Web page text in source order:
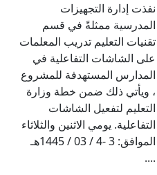
نفذت إدارة التجهيزات
المدرسية ممثلةً في قسم
تقنيات التعليم تدريب المعلمات
على الشاشات التفاعلية في
المدارس المستهدفة للمشروع
، ويأتي ذلك ضمن خطة وزارة
التعليم لتفعيل الشاشات
التفاعلية. يومي الاثنين والثلاثاء
الموافق: 3 -4 / 03 / 1445هـ
....